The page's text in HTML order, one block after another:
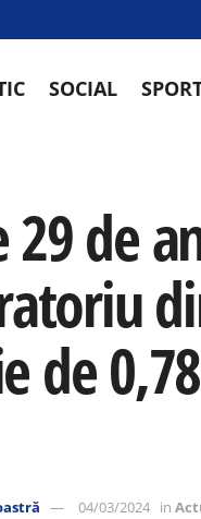
SOCIAL
29 de
de
04/03/2024 in